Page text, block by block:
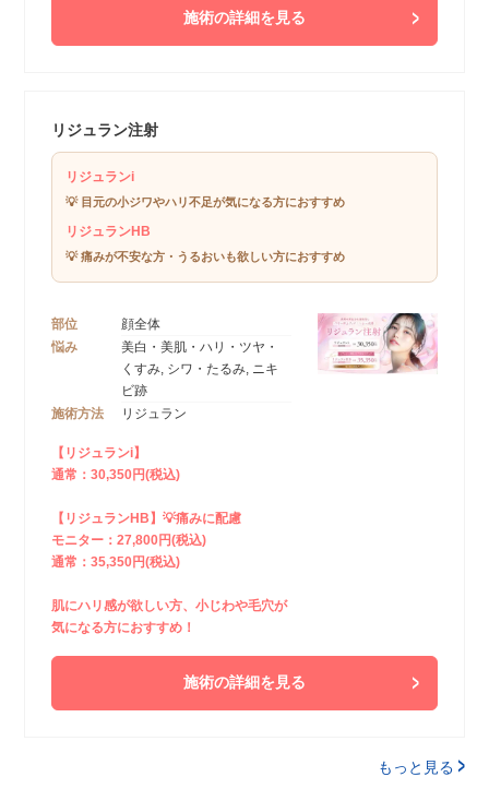
施術の詳細を見る
リジュラン注射
リジュランi
💡 目元の小ジワやハリ不足が気になる方におすすめ
リジュランHB
💡 痛みが不安な方・うるおいも欲しい方におすすめ
部位
顔全体
悩み
美白・美肌・ハリ・ツヤ・
くすみ, シワ・たるみ, ニキ
ビ跡
施術方法
リジュラン
【リジュランi】
通常：30,350円(税込)
【リジュランHB】💡痛みに配慮
モニター：27,800円(税込)
通常：35,350円(税込)
肌にハリ感が欲しい方、小じわや毛穴が
気になる方におすすめ！
施術の詳細を見る
もっと見る